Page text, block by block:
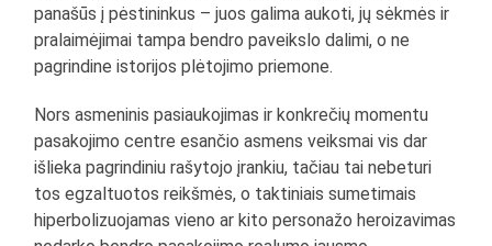
panašūs į pėstininkus – juos galima aukoti, jų sėkmės ir
pralaimėjimai tampa bendro paveikslo dalimi, o ne
pagrindine istorijos plėtojimo priemone.
Nors asmeninis pasiaukojimas ir konkrečių momentu
pasakojimo centre esančio asmens veiksmai vis dar
išlieka pagrindiniu rašytojo įrankiu, tačiau tai nebeturi
tos egzaltuotos reikšmės, o taktiniais sumetimais
hiperbolizuojamas vieno ar kito personažo heroizavimas